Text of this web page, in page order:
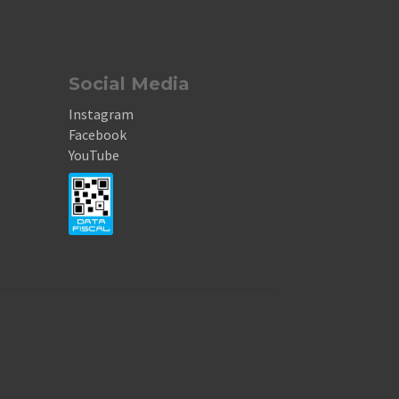
Social Media
Instagram
Facebook
YouTube